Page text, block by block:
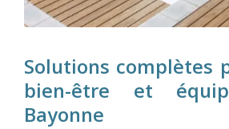
Solutions complètes
bien-être et
Bayonne